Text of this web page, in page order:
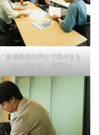
▲参加高校生同士で気付きを
シェアする 時間も